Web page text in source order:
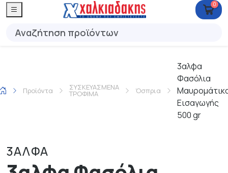
0
Προϊόντα ΣΥΣΚΕΥΑΣΜΕΝΑ
ΤΡΟΦΙΜΑ Όσπρια
3αλφα
Φασόλια
Εισαγωγής
500 gr
3ΑΛΦΑ